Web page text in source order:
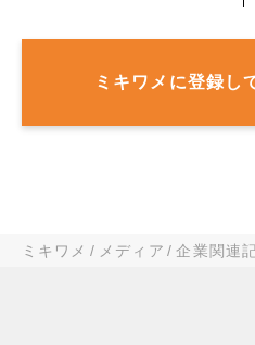
ミキワメに登録し
ミキワメ メディア 企業関連